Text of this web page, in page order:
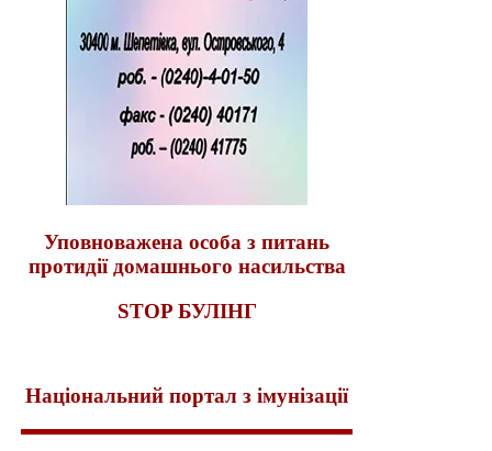
Уповноважена особа з питань
протидії домашнього насильства
STOP БУЛІНГ
Національний портал з імунізації